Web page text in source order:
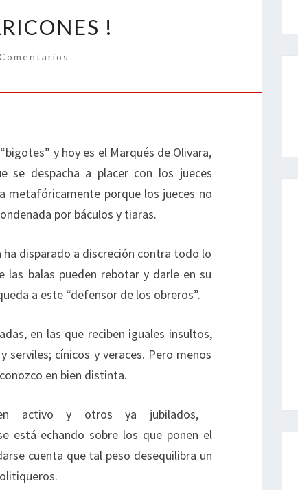
!
y hoy es el Marqués de Olivara,
se despacha a placer con los jueces
metafóricamente porque los jueces no
por báculos y tiaras.
disparado a discreción contra todo lo
las balas pueden rebotar y darle en su
a este “defensor de los obreros”.
en las que reciben iguales insultos,
serviles; cínicos y veraces. Pero menos
en bien distinta.
activo y otros ya jubilados,
está echando sobre los que ponen el
cuenta que tal peso desequilibra un